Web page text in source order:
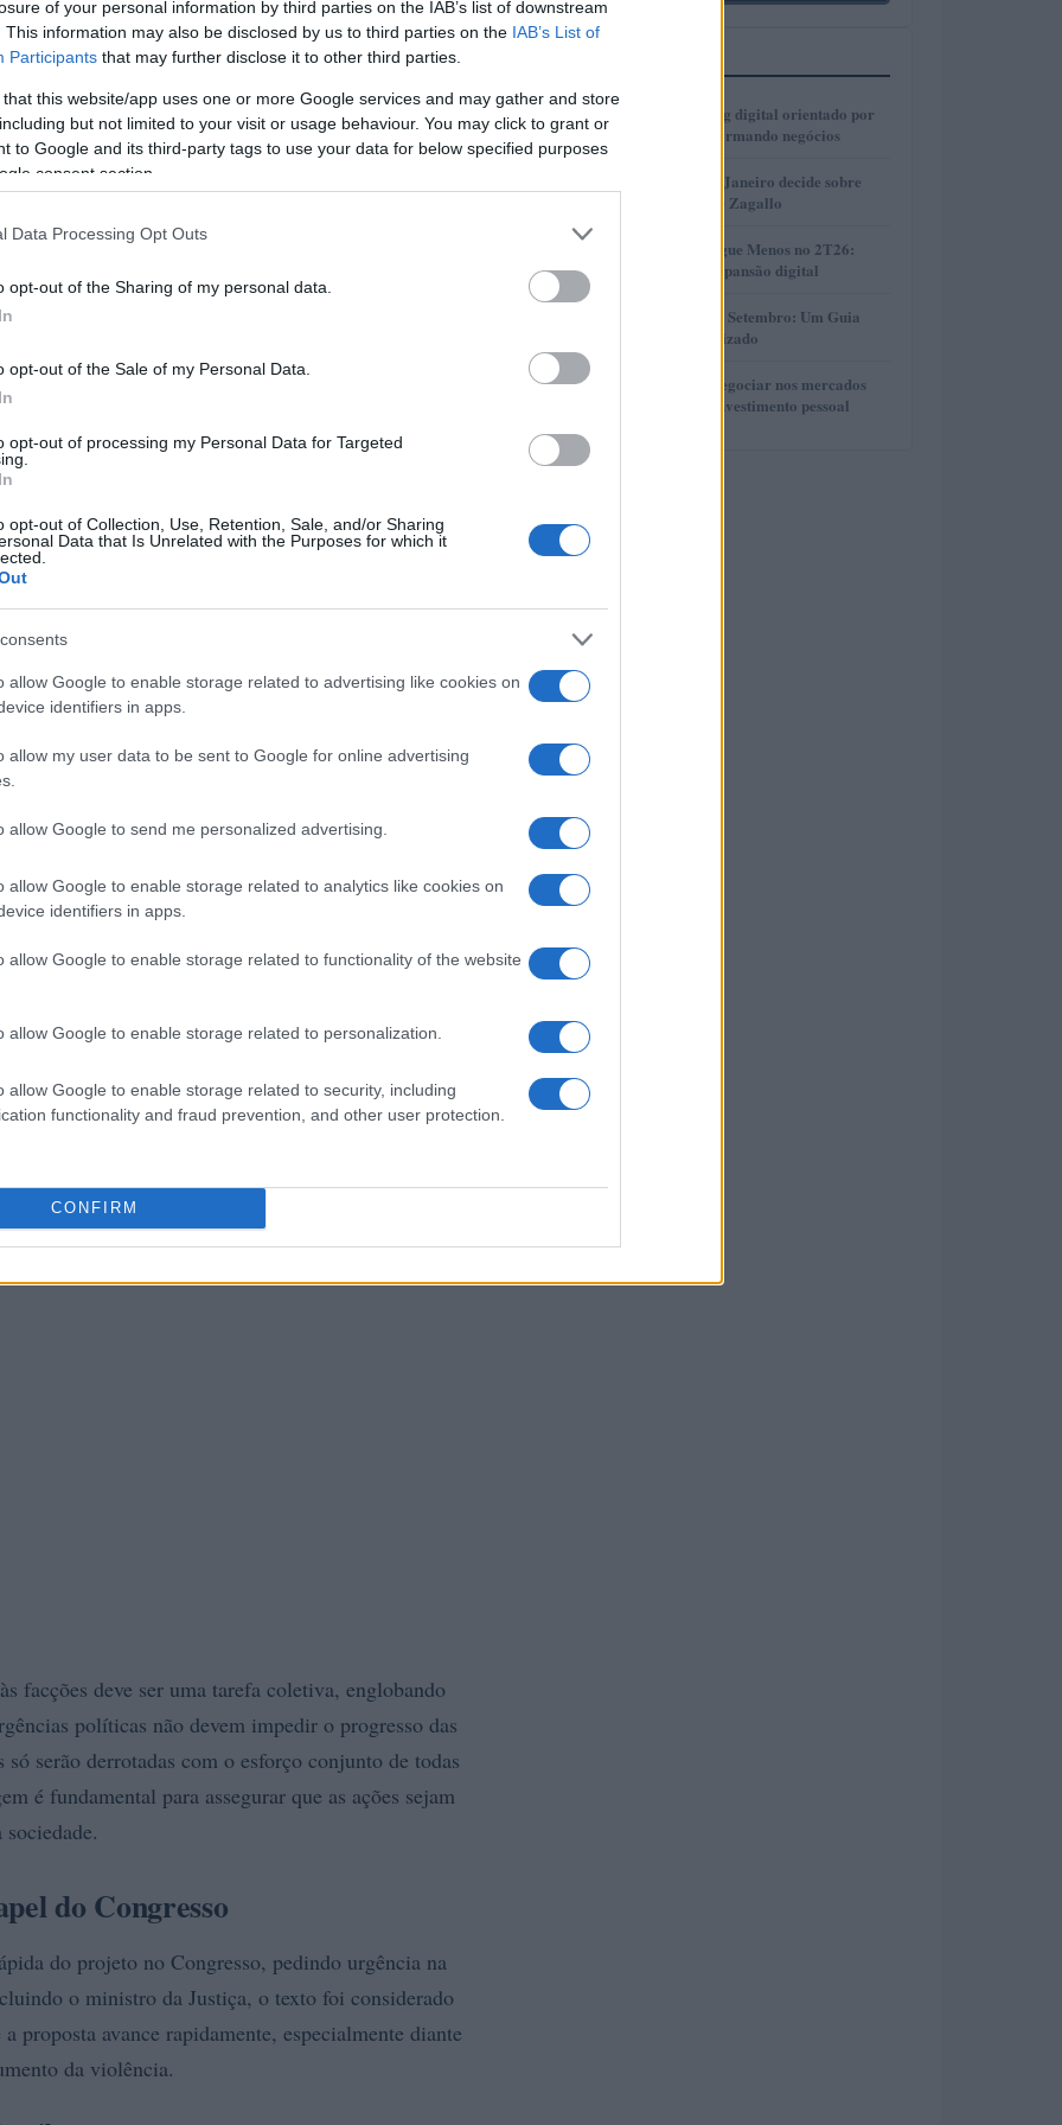
of your personal information by third parties on the IAB’s list of downstream
This information may also be disclosed by us to third parties on the IAB’s List of
Participants that may further disclose it to other third parties.
that this website/app uses one or more Google services and may gather and store
but not limited to your visit or usage behaviour. You may click to grant or
to Google and its third-party tags to use your data for below specified purposes
consent section.
Data Processing Opt Outs
opt-out of the Sharing of my personal data.
opt-out of the Sale of my Personal Data.
opt-out of processing my Personal Data for Targeted
opt-out of Collection, Use, Retention, Sale, and/or Sharing
Data that Is Unrelated with the Purposes for which it
allow Google to enable storage related to advertising like cookies on
identifiers in apps.
allow my user data to be sent to Google for online advertising
allow Google to send me personalized advertising.
allow Google to enable storage related to analytics like cookies on
identifiers in apps.
allow Google to enable storage related to functionality of the website
allow Google to enable storage related to personalization.
allow Google to enable storage related to security, including
functionality and fraud prevention, and other user protection.
CONFIRM
de ações para fortalecer a atuação do Estado no
medidas, destaca-se o aumento das penas
a
que exploram a população mais vulnerável do
de um novo tipo penal, que define aorganização
se às complexidades do crime organizado
eficaz do sistema de justiça. Além disso, o projeto
a troca de informações entre diferentes órgãos
de investigação
suspeitas de serem utilizadas como
Essa abordagem reflete um desejo de ir além das
financeira das facções.
facções deve ser uma tarefa coletiva, englobando
políticas não devem impedir o progresso das
serão derrotadas com o esforço conjunto de todas
é fundamental para assegurar que as ações sejam
do Congresso
do projeto no Congresso, pedindo urgência na
o ministro da Justiça, o texto foi considerado
proposta avance rapidamente, especialmente diante
da violência.
1
Como o marketing digital orientado por
dados está transformando negócios
2
Justiça do Rio de Janeiro decide sobre
divisão de bens de Zagallo
3
Resultados da Pague Menos no 2T26:
lucro, receita e expansão digital
Taxas de CDB em Setembro: Um Guia
Completo e Atualizado
5
Descubra como negociar nos mercados
financeiros sem investimento pessoal